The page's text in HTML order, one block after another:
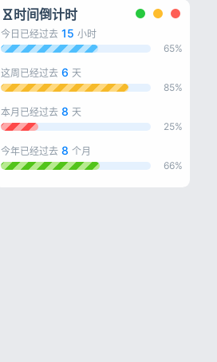
时间倒计时
今日已经过去 15 小时
65%
这周已经过去 6 天
85%
本月已经过去 8 天
25%
今年已经过去 8 个月
66%